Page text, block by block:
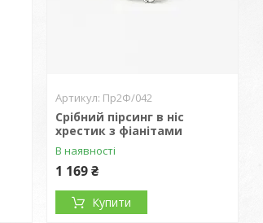
Пр2Ф/042
Срібний пірсинг в ніс
хрестик з фіанітами
В наявності
1 169 ₴
Купити